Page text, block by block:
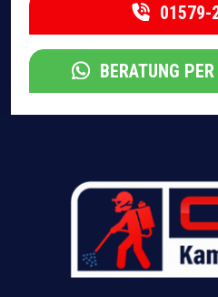
01579-
BERATUNG